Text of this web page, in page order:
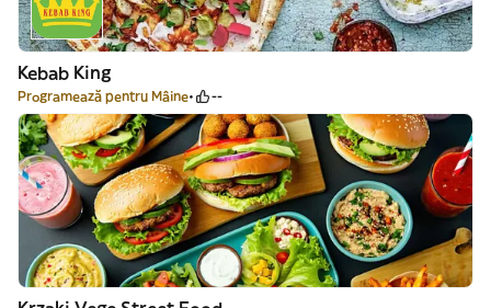
Kebab King
Programează pentru Mâine --